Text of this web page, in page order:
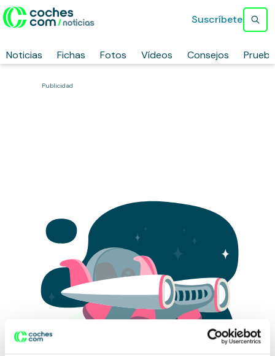
Noticias Fichas Fotos Vídeos Consejos
Suscríbete
Publicidad